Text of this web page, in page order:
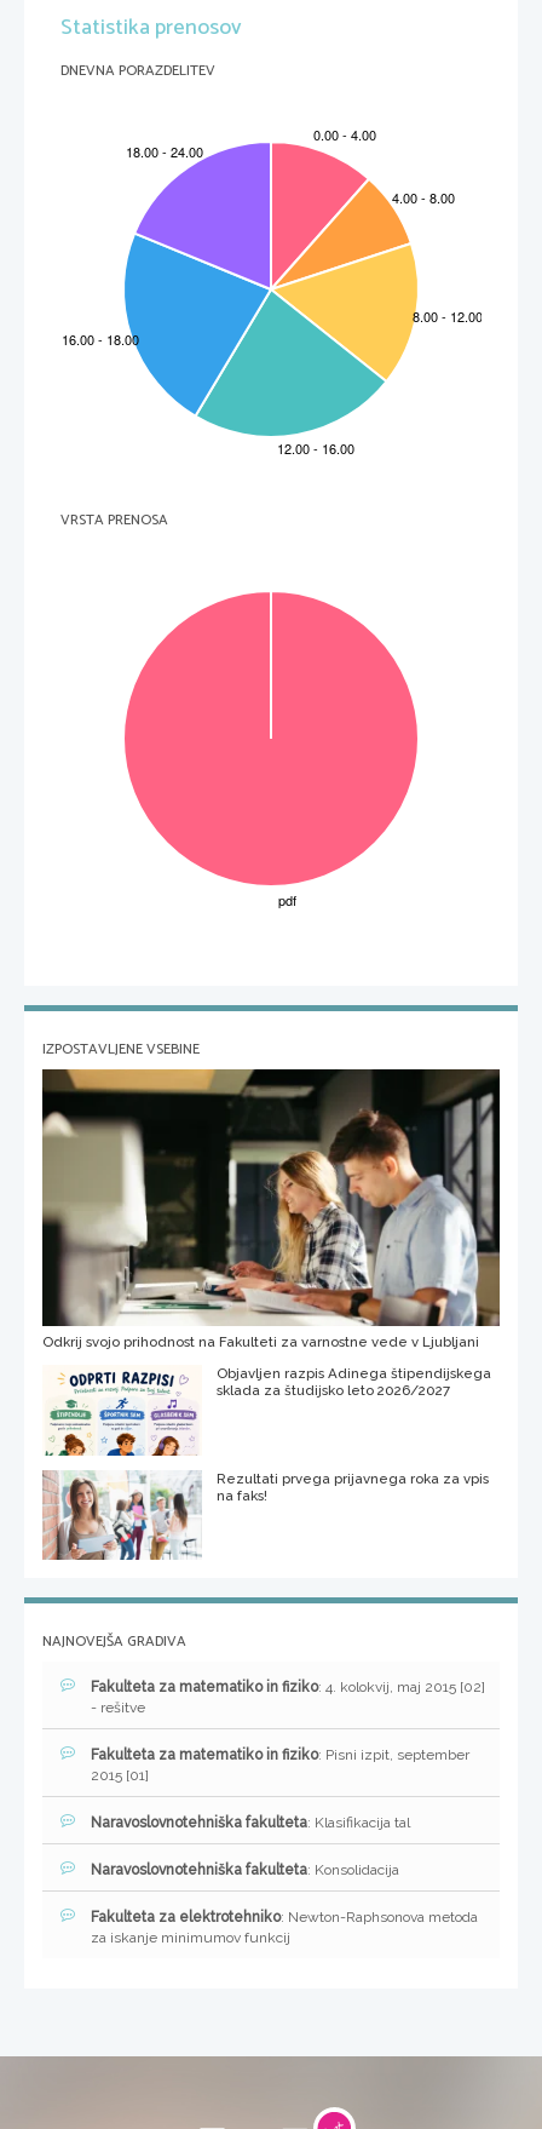
Statistika prenosov
DNEVNA PORAZDELITEV
VRSTA PRENOSA
IZPOSTAVLJENE VSEBINE
Odkrij svojo prihodnost na Fakulteti za varnostne vede v Ljubljani
Objavljen razpis Adinega štipendijskega
sklada za študijsko leto 2026/2027
Rezultati prvega prijavnega roka za vpis
na faks!
NAJNOVEJŠA GRADIVA
Fakulteta za matematiko in fiziko: 4. kolokvij, maj 2015 [02]
- rešitve
Fakulteta za matematiko in fiziko: Pisni izpit, september
2015 [01]
Naravoslovnotehniška fakulteta: Klasifikacija tal
Naravoslovnotehniška fakulteta: Konsolidacija
Fakulteta za elektrotehniko: Newton-Raphsonova metoda
za iskanje minimumov funkcij